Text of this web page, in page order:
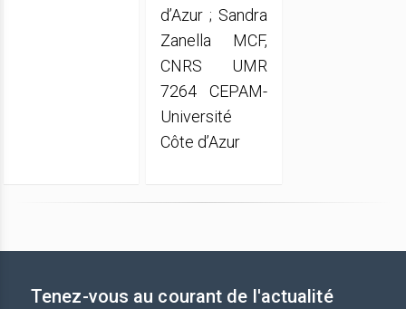
d’Azur ; Sandra
Zanella MCF,
CNRS UMR
7264 CEPAM-
Université
Côte d’Azur
Tenez-vous au courant de l'actualité